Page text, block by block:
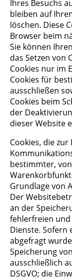
Ihres Besuchs
bleiben auf
löschen. Diese
Browser beim
Sie können
das Setzen von
Cookies nur im
Cookies für
ausschließen
Cookies beim
der
dieser Website
Cookies, die
bestimmter,
Grundlage von
Der
an der
fehlerfreien
Dienste. Sofern
abgefragt
Speicherung
ausschließlich
DSGVO; die